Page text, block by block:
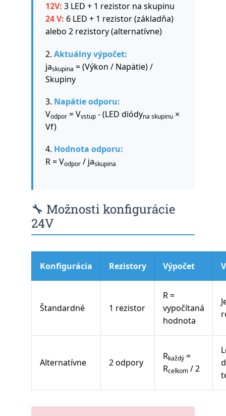
12V: 3 LED + 1 rezistor na skupinu
24 V: 6 LED + 1 rezistor (základňa)
alebo 2 rezistory (alternatívne)
2. Aktuálny výpočet:
jaskupina = (Výkon / Napätie) /
Skupiny
3. Napätie odporu:
Vodpor = Vvstup - (LED diódyna skupinu ×
Vf)
4. Hodnota odporu:
R = Vodpor / jaskupina
🔧 Možnosti konfigurácie
24V
Konfigurácia Rezistory Výpočet
Štandardné 1 rezistor
R =
vypočítaná
hodnota
Alternatívne 2 odpory
Rkaždý =
Rcelkom / 2